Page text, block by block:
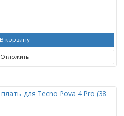
В корзину
Отложить